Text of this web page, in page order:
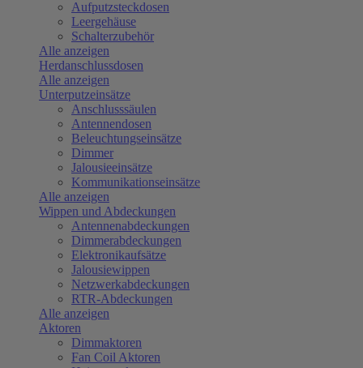
Aufputzsteckdosen
Leergehäuse
Schalterzubehör
Alle anzeigen
Herdanschlussdosen
Alle anzeigen
Unterputzeinsätze
Anschlusssäulen
Antennendosen
Beleuchtungseinsätze
Dimmer
Jalousieeinsätze
Kommunikationseinsätze
Alle anzeigen
Wippen und Abdeckungen
Antennenabdeckungen
Dimmerabdeckungen
Elektronikaufsätze
Jalousiewippen
Netzwerkabdeckungen
RTR-Abdeckungen
Alle anzeigen
Aktoren
Dimmaktoren
Fan Coil Aktoren